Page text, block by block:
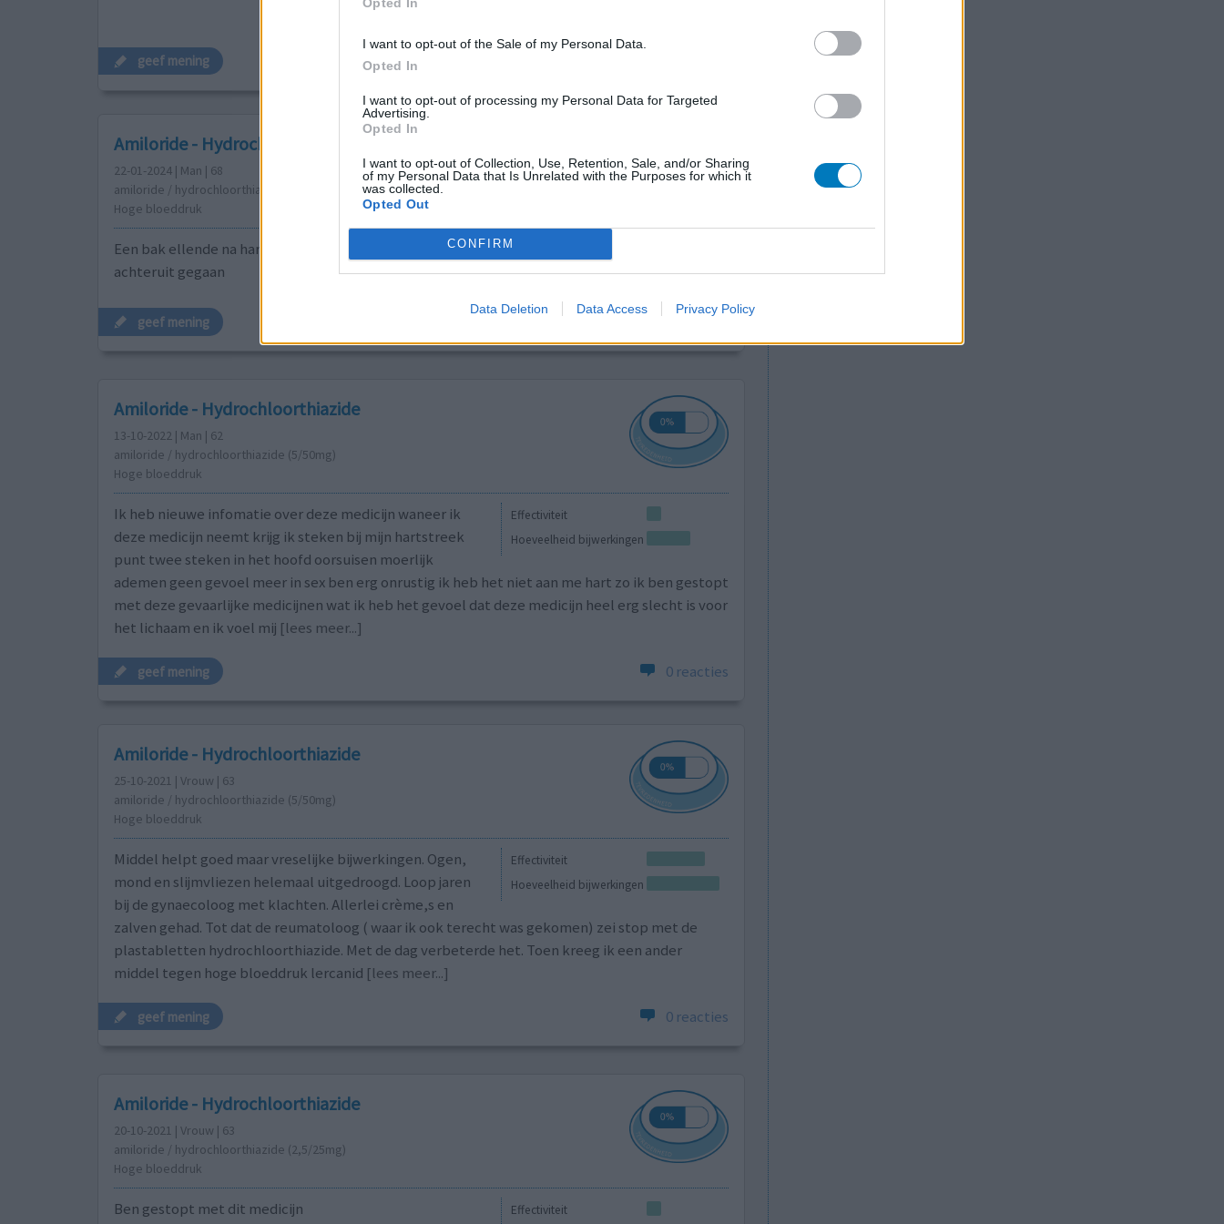
I want to opt-out of the Sale of my Personal Data.
Opted In
I want to opt-out of processing my Personal Data for Targeted
Advertising.
Opted In
I want to opt-out of Collection, Use, Retention, Sale, and/or Sharing
of my Personal Data that Is Unrelated with the Purposes for which it
was collected.
Opted Out
CONFIRM
Data Deletion Data Access Privacy Policy
geef mening
Amiloride - Hydrochloorthiazide
22-01-2024 | Man | 68
amiloride / hydrochloorthiazide (12,5)
Hoge bloeddruk
Effectiviteit
Hoeveelheid bijwerkingen
Een bak ellende na hartoperatie in 2016 alleen maar
achteruit gegaan
geef mening 0 reacties
Amiloride - Hydrochloorthiazide
13-10-2022 | Man | 62
amiloride / hydrochloorthiazide (5/50mg)
Hoge bloeddruk
Effectiviteit
Hoeveelheid bijwerkingen
Ik heb nieuwe infomatie over deze medicijn waneer ik
deze medicijn neemt krijg ik steken bij mijn hartstreek
punt twee steken in het hoofd oorsuisen moerlijk
ademen geen gevoel meer in sex ben erg onrustig ik heb het niet aan me hart zo ik ben gestopt
met deze gevaarlijke medicijnen wat ik heb het gevoel dat deze medicijn heel erg slecht is voor
het lichaam en ik voel mij [lees meer...]
geef mening 0 reacties
Amiloride - Hydrochloorthiazide
25-10-2021 | Vrouw | 63
amiloride / hydrochloorthiazide (5/50mg)
Hoge bloeddruk
Effectiviteit
Hoeveelheid bijwerkingen
Middel helpt goed maar vreselijke bijwerkingen. Ogen,
mond en slijmvliezen helemaal uitgedroogd. Loop jaren
bij de gynaecoloog met klachten. Allerlei crème,s en
zalven gehad. Tot dat de reumatoloog ( waar ik ook terecht was gekomen) zei stop met de
plastabletten hydrochloorthiazide. Met de dag verbeterde het. Toen kreeg ik een ander
middel tegen hoge bloeddruk lercanid [lees meer...]
geef mening 0 reacties
Amiloride - Hydrochloorthiazide
20-10-2021 | Vrouw | 63
amiloride / hydrochloorthiazide (2,5/25mg)
Hoge bloeddruk
Effectiviteit
Ben gestopt met dit medicijn